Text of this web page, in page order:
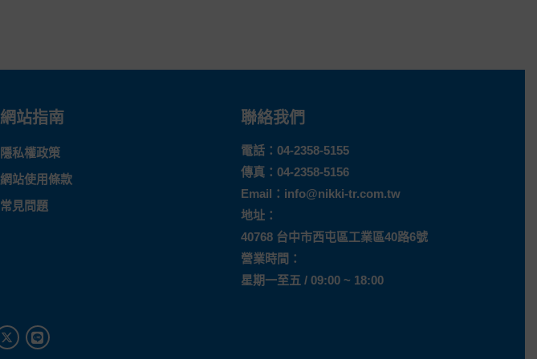
網站指南
隱私權政策
網站使用條款
常見問題
聯絡我們
電話： 04-2358-5155
傳真：04-2358-5156
Email： info@nikki-tr.com.tw
地址：
40768 台中市西屯區工業區40路6號
營業時間：
星期一至五 / 09:00 ~ 18:00